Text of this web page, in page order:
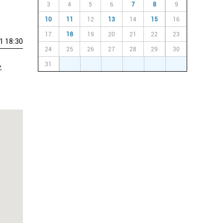
18:30
3 4 5 6 7 8 9
10 11 12 13 14 15 16
17 18 19 20 21 22 23
24 25 26 27 28 29 30
31